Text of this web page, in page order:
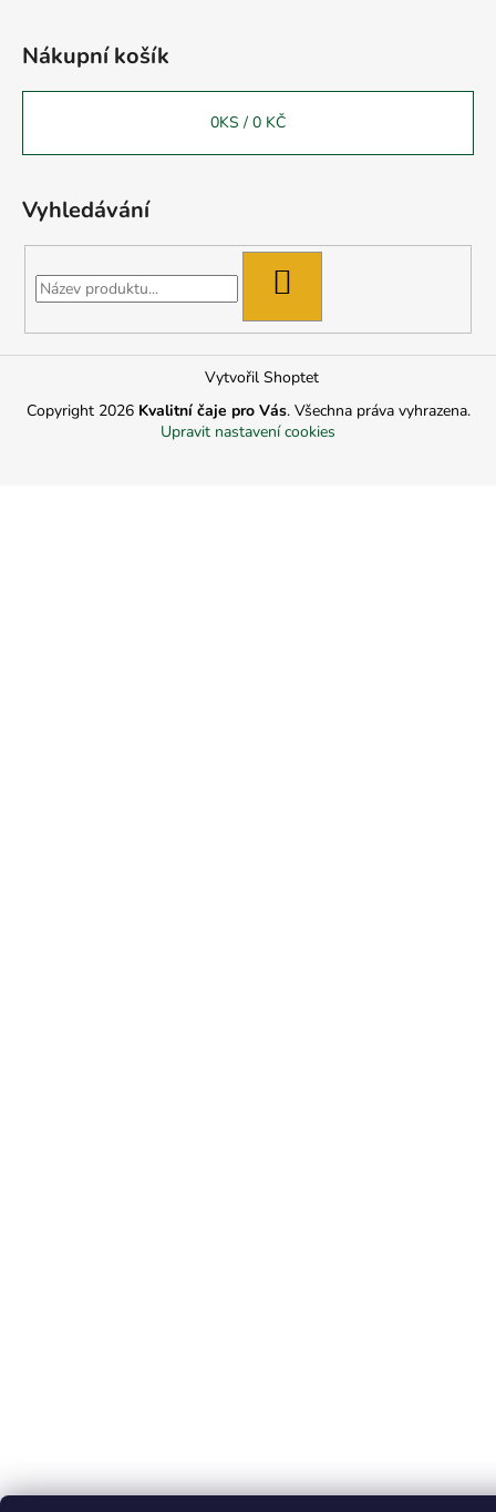
Nákupní košík
0KS / 0 KČ
Vyhledávání
Vytvořil Shoptet
Copyright 2026 Kvalitní čaje pro Vás. Všechna práva vyhrazena.
Upravit nastavení cookies